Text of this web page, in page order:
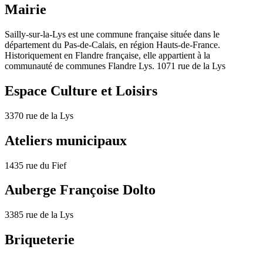
Mairie
Sailly-sur-la-Lys est une commune française située dans le
département du Pas-de-Calais, en région Hauts-de-France.
Historiquement en Flandre française, elle appartient à la
communauté de communes Flandre Lys. 1071 rue de la Lys
Espace Culture et Loisirs
3370 rue de la Lys
Ateliers municipaux
1435 rue du Fief
Auberge Françoise Dolto
3385 rue de la Lys
Briqueterie